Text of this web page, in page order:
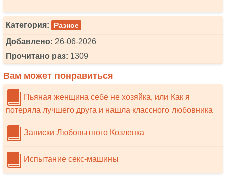
Категория: Разное
Добавлено: 26-06-2026
Прочитано раз: 1309
Вам может понравиться
Пьяная женщина себе не хозяйка, или Как я
потеряла лучшего друга и нашла классного любовника
Записки Любопытного Козленка
Испытание секс-машины